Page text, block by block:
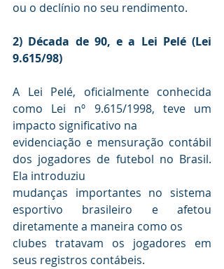
2) Década de 90, e a Lei Pelé (Lei
9.615/98)
A Lei Pelé, oficialmente conhecida
como Lei nº 9.615/1998, teve um
impacto significativo na
evidenciação e mensuração contábil
dos jogadores de futebol no Brasil.
Ela introduziu
mudanças importantes no sistema
esportivo brasileiro e afetou
diretamente a maneira como os
clubes tratavam os jogadores em
seus registros contábeis.